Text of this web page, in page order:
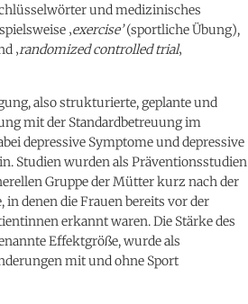
und medizinisches
‚exercise’(sportliche Übung),
‚randomized controlled trial‚
also strukturierte, geplante und
mit der Standardbetreuung im
depressive Symptome und depressive
Studien wurden als Präventionsstudien
Gruppe der Mütter kurz nach der
denen die Frauen bereits vor der
erkannt waren. Die Stärke des
Effektgröße, wurde als
mit und ohne Sport